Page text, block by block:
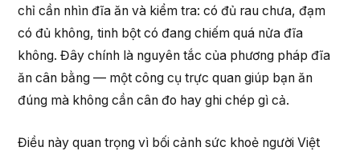
chỉ cần nhìn đĩa ăn và kiểm tra: có đủ rau chưa, đạm
có đủ không, tinh bột có đang chiếm quá nửa đĩa
không. Đây chính là nguyên tắc của phương pháp đĩa
ăn cân bằng — một công cụ trực quan giúp bạn ăn
đúng mà không cần cân đo hay ghi chép gì cả.
Điều này quan trọng vì bối cảnh sức khoẻ người Việt